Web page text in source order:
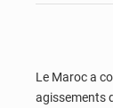
Le Maroc a
agissements